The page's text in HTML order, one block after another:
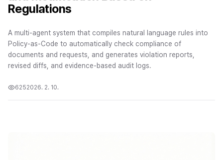
Regulations
A multi-agent system that compiles natural language rules into
Policy-as-Code to automatically check compliance of
documents and requests, and generates violation reports,
revised diffs, and evidence-based audit logs.
6252026. 2. 10.